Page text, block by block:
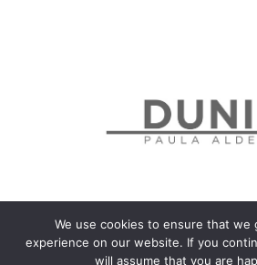
Politica de confidențialitate Politică
We use cookies to ensure that we
experience on our website. If you
will assume that you are